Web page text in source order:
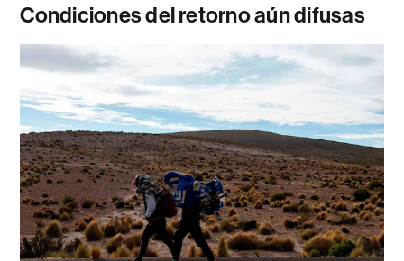
Condiciones del retorno aún difusas